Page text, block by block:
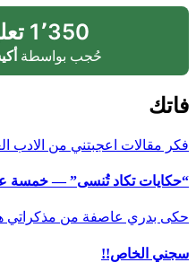
1٬350 تعليق
حُجب بواسطة
فاتك
فكر مقالات اعجبتني من الادب
“حكايات تكاد تُنسى” — خمسة
حكى بدري عاصفة من مذكراتي
سجني الخاص!!